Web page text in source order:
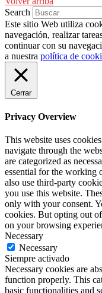
Search
Este sitio Web utiliza
navegación, realizar
continuar con su
a nuestra política de
Cerrar
Privacy Overview
This website uses
navigate through the
are categorized as
essential for the working
also use third-party
you use this website.
only with your consent.
cookies. But opting out
on your browsing
Necessary
Necessary
Siempre activado
Necessary cookies are
function properly. This
basic functionalities and